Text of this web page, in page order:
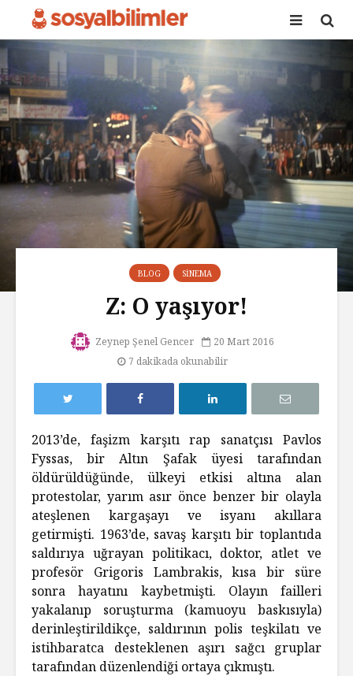
BLOG SINEMA
Z: O yaşıyor!
Zeynep Şenel Gencer
20 Mart 2016
7 dakikada okunabilir
2013’de, faşizm karşıtı rap sanatçısı Pavlos
Fyssas, bir Altın Şafak üyesi tarafından
öldürüldüğünde, ülkeyi etkisi altına alan
protestolar, yarım asır önce benzer bir olayla
ateşlenen kargaşayı ve isyanı akıllara
getirmişti. 1963’de, savaş karşıtı bir toplantıda
saldırıya uğrayan politikacı, doktor, atlet ve
profesör Grigoris Lambrakis, kısa bir süre
sonra hayatını kaybetmişti. Olayın failleri
yakalanıp soruşturma (kamuoyu baskısıyla)
derinleştirildikçe, saldırının polis teşkilatı ve
istihbaratca desteklenen aşırı sağcı gruplar
tarafından düzenlendiği ortaya çıkmıştı.